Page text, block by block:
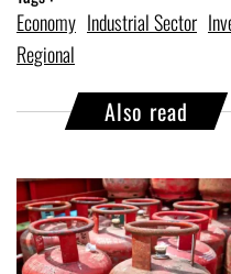
Economy Industrial Sector
Regional
Also read